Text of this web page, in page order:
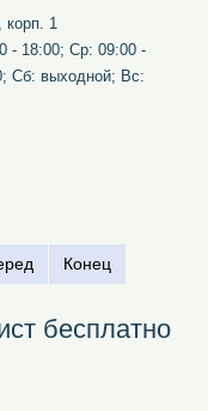
корп. 1
- 18:00; Ср: 09:00 -
Сб: выходной; Вс:
Конец
бесплатно